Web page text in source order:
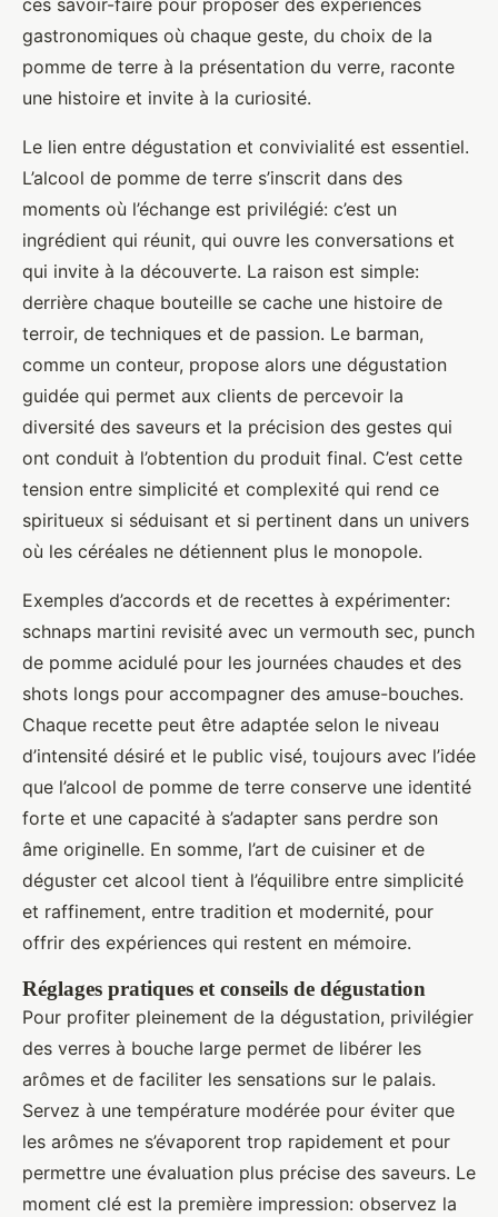
ces savoir-faire pour proposer des expériences
gastronomiques où chaque geste, du choix de la
pomme de terre à la présentation du verre, raconte
une histoire et invite à la curiosité.
Le lien entre dégustation et convivialité est essentiel.
L’alcool de pomme de terre s’inscrit dans des
moments où l’échange est privilégié: c’est un
ingrédient qui réunit, qui ouvre les conversations et
qui invite à la découverte. La raison est simple:
derrière chaque bouteille se cache une histoire de
terroir, de techniques et de passion. Le barman,
comme un conteur, propose alors une dégustation
guidée qui permet aux clients de percevoir la
diversité des saveurs et la précision des gestes qui
ont conduit à l’obtention du produit final. C’est cette
tension entre simplicité et complexité qui rend ce
spiritueux si séduisant et si pertinent dans un univers
où les céréales ne détiennent plus le monopole.
Exemples d’accords et de recettes à expérimenter:
schnaps martini revisité avec un vermouth sec, punch
de pomme acidulé pour les journées chaudes et des
shots longs pour accompagner des amuse-bouches.
Chaque recette peut être adaptée selon le niveau
d’intensité désiré et le public visé, toujours avec l’idée
que l’alcool de pomme de terre conserve une identité
forte et une capacité à s’adapter sans perdre son
âme originelle. En somme, l’art de cuisiner et de
déguster cet alcool tient à l’équilibre entre simplicité
et raffinement, entre tradition et modernité, pour
offrir des expériences qui restent en mémoire.
Réglages pratiques et conseils de dégustation
Pour profiter pleinement de la dégustation, privilégier
des verres à bouche large permet de libérer les
arômes et de faciliter les sensations sur le palais.
Servez à une température modérée pour éviter que
les arômes ne s’évaporent trop rapidement et pour
permettre une évaluation plus précise des saveurs. Le
moment clé est la première impression: observez la